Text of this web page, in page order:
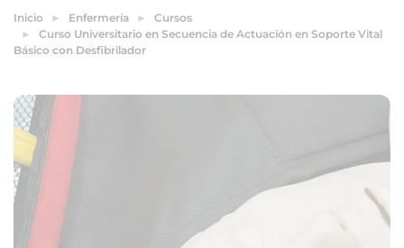
Inicio Enfermería
Cursos
Curso Universitario en Secuencia de Actuación en Soporte Vital
Básico con Desfibrilador